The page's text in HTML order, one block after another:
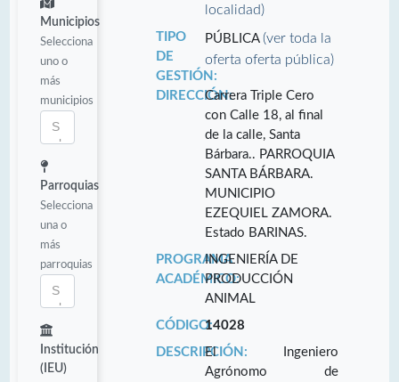
Municipios
Selecciona
uno o
más
municipios
Parroquias
Selecciona
una o
más
parroquias
Institución
(IEU)
localidad)
TIPO
DE
GESTIÓN:
PÚBLICA(ver toda la
oferta oferta pública)
DIRECCIÓN:Carrera Triple Cero
con Calle 18, al final
de la calle, Santa
Bárbara.. PARROQUIA
SANTA BÁRBARA.
MUNICIPIO
EZEQUIEL ZAMORA.
Estado BARINAS.
PROGRAMA
ACADÉMICO:
INGENIERÍA DE
PRODUCCIÓN
ANIMAL
CÓDIGO:14028
DESCRIPCIÓN:El Ingeniero
Agrónomo de